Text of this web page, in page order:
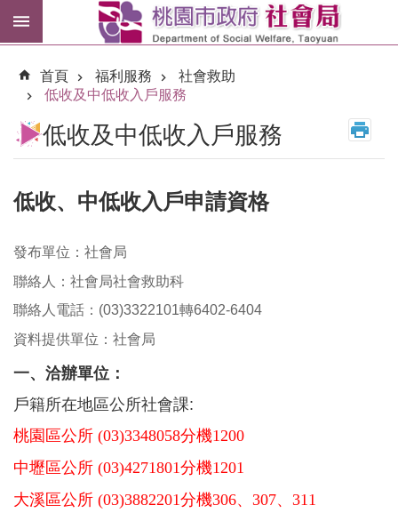
跳到主要內容區塊
紓
市
民
搜
息
公
告
認
識
們
首頁 福利服務
社會救助
低收及中低收入戶服務
低收及中低收入戶服務
低收、中低收入戶申請資格
發布單位：社會局
聯絡人：社會局社會救助科
聯絡人電話：(03)3322101轉6402-6404
資料提供單位：社會局
一、洽辦單位：
戶籍所在地區公所社會課:
桃園區公所 (03)3348058分機1200
中壢區公所 (03)4271801分機1201
大溪區公所 (03)3882201分機306、307、311